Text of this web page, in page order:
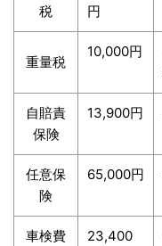
税
円
重量税
10,000円
自賠責
保険
13,900円
任意保
険
65,000円
車検費
23,400